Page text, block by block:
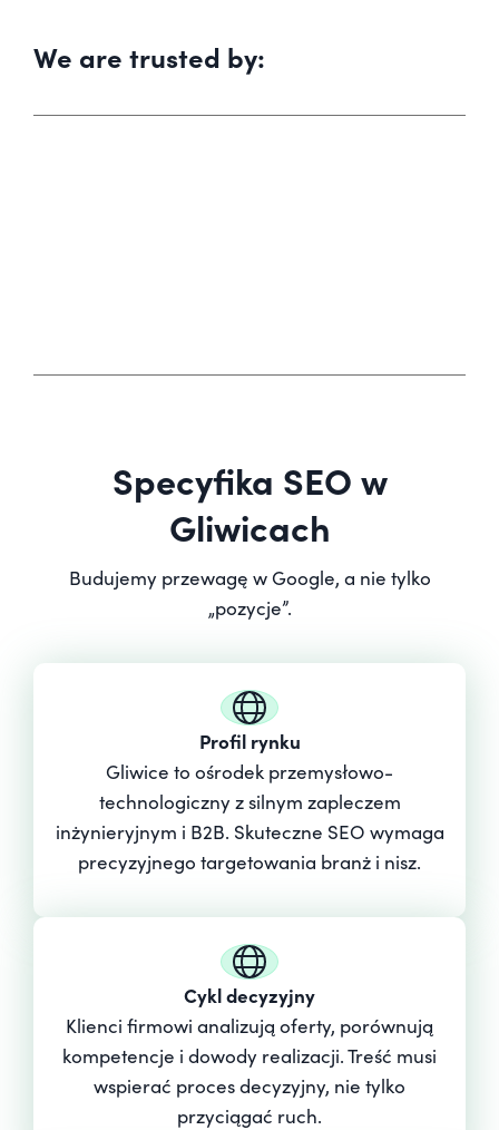
We are trusted by:
Specyfika SEO w
Gliwicach
Budujemy przewagę w Google, a nie tylko
„pozycje”.
Profil rynku
Gliwice to ośrodek przemysłowo-
technologiczny z silnym zapleczem
inżynieryjnym i B2B. Skuteczne SEO wymaga
precyzyjnego targetowania branż i nisz.
Cykl decyzyjny
Klienci firmowi analizują oferty, porównują
kompetencje i dowody realizacji. Treść musi
wspierać proces decyzyjny, nie tylko
przyciągać ruch.